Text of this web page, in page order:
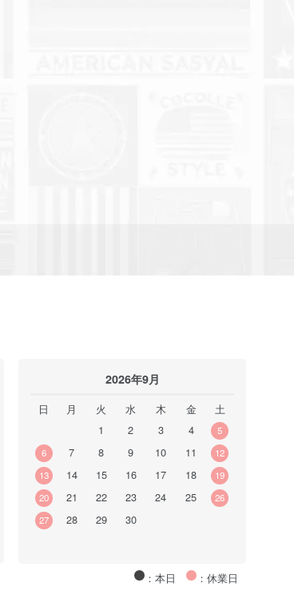
2026年9月
日 月 火 水 木 金
土
1
2 3 4
5
6
7 8 9 10 11
12
13
14 15 16 17 18
19
20
21 22 23 24 25
26
27
28 29 30
：本日 ：休業日